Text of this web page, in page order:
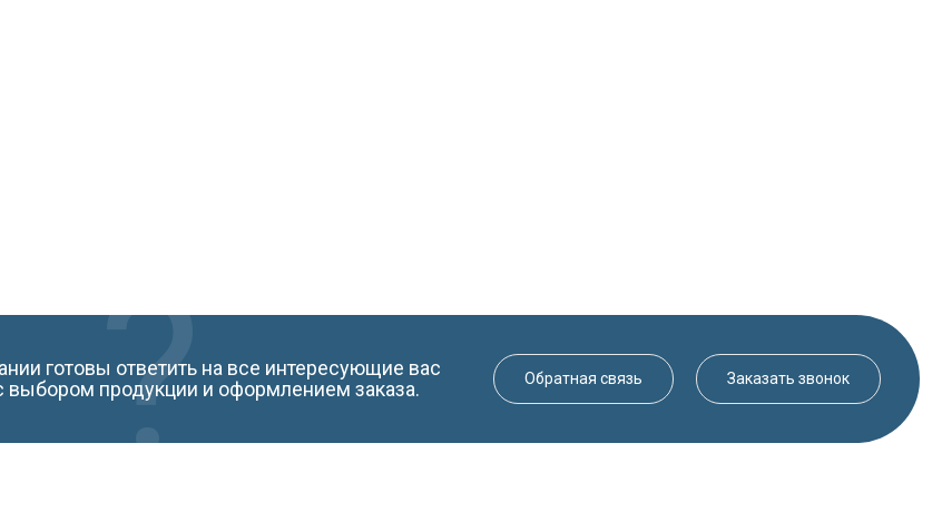
готовы ответить на все интересующие вас
выбором продукции и оформлением заказа.
Обратная связь Заказать звонок